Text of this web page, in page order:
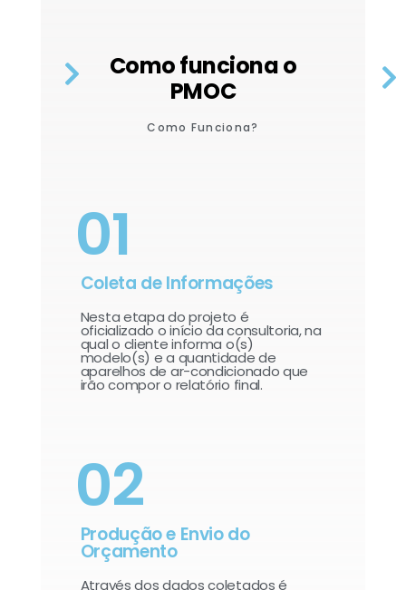
Como funciona o
PMOC
Como Funciona?
01
Coleta de Informações
Nesta etapa do projeto é
oficializado o início da consultoria, na
qual o cliente informa o(s)
modelo(s) e a quantidade de
aparelhos de ar-condicionado que
irão compor o relatório final.​
02
Produção e Envio do
Orçamento
Através dos dados coletados é